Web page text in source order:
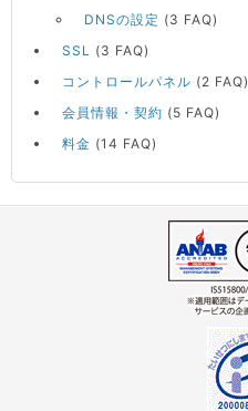
DNSの設定 (3 FAQ)
SSL
(3 FAQ)
コントロールパネル (2 FAQ)
会員情報・契約 (5 FAQ)
料金 (14 FAQ)